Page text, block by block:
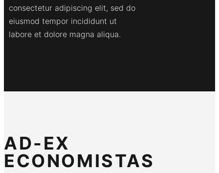
consectetur adipiscing elit, sed do
eiusmod tempor incididunt ut
labore et dolore magna aliqua.
AD-EX
ECONOMISTAS